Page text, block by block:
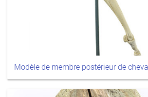
Modèle de membre postérieur de cheval